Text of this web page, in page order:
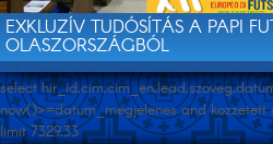
EXKLUZÍV TUDÓSÍTÁS A PAPI
OLASZORSZÁGBÓL
select
now()>=datum_megjelenes and
limit 7329,33